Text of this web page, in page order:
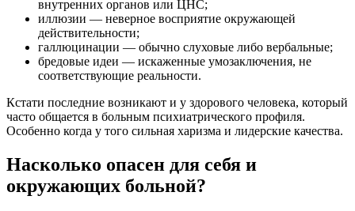
внутренних органов или ЦНС;
иллюзии — неверное восприятие окружающей
действительности;
галлюцинации — обычно слуховые либо вербальные;
бредовые идеи — искаженные умозаключения, не
соответствующие реальности.
Кстати последние возникают и у здорового человека, который
часто общается в больным психиатрического профиля.
Особенно когда у того сильная харизма и лидерские качества.
Насколько опасен для себя и
окружающих больной?